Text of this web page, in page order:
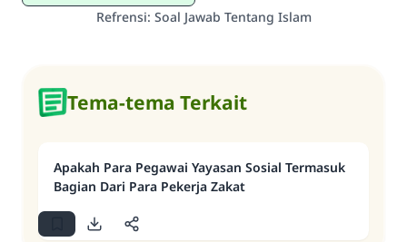
Refrensi: Soal Jawab Tentang Islam
Tema-tema Terkait
Apakah Para Pegawai Yayasan Sosial Termasuk
Bagian Dari Para Pekerja Zakat
Saham